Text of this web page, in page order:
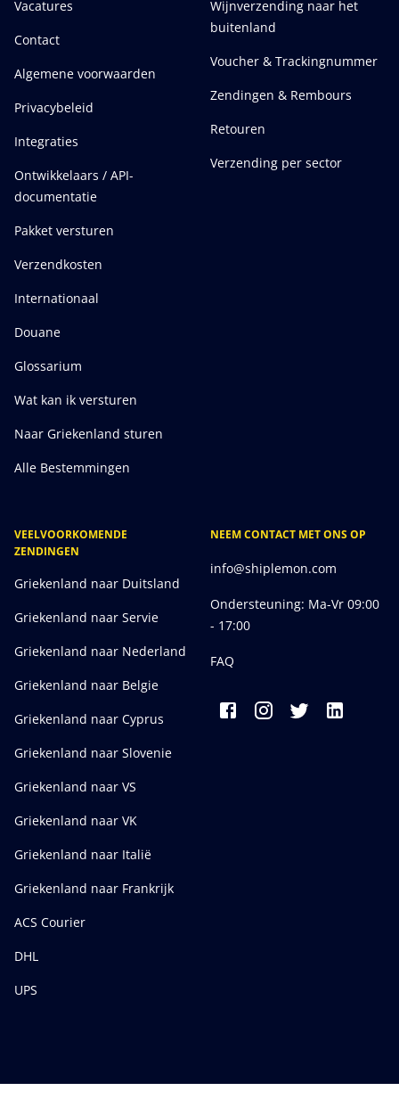
Vacatures
Contact
Algemene voorwaarden
Privacybeleid
Integraties
Ontwikkelaars / API-
documentatie
Pakket versturen
Verzendkosten
Internationaal
Douane
Glossarium
Wat kan ik versturen
Naar Griekenland sturen
Alle Bestemmingen
Wijnverzending naar het
buitenland
Voucher & Trackingnummer
Zendingen & Rembours
Retouren
Verzending per sector
VEELVOORKOMENDE
ZENDINGEN
Griekenland naar Duitsland
Griekenland naar Servie
Griekenland naar Nederland
Griekenland naar Belgie
Griekenland naar Cyprus
Griekenland naar Slovenie
Griekenland naar VS
Griekenland naar VK
Griekenland naar Italië
Griekenland naar Frankrijk
ACS Courier
DHL
UPS
NEEM CONTACT MET ONS OP
info@shiplemon.com
Ondersteuning: Ma-Vr 09:00
- 17:00
FAQ